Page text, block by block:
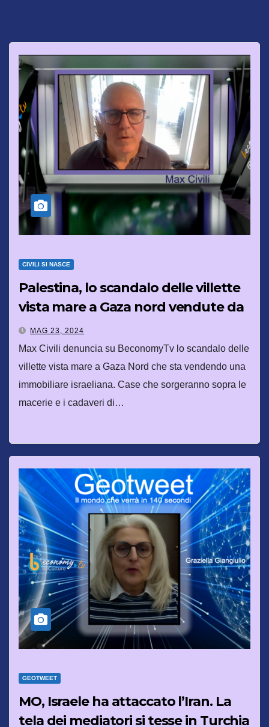
CIVILI SI NASCE
Palestina, lo scandalo delle villette
vista mare a Gaza nord vendute da
Israele
MAG 23, 2024
Max Civili denuncia su BeconomyTv lo scandalo delle
villette vista mare a Gaza Nord che sta vendendo una
immobiliare israeliana. Case che sorgeranno sopra le
macerie e i cadaveri di…
GEOTWEET
MO, Israele ha attaccato l’Iran. La
tela dei mediatori si tesse in Turchia